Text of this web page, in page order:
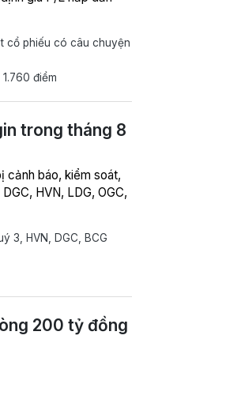
cổ phiếu có câu chuyện
điểm
trong tháng 8
cảnh báo, kiểm soát,
HVN, LDG, OGC,
3, HVN, DGC, BCG
200 tỷ đồng